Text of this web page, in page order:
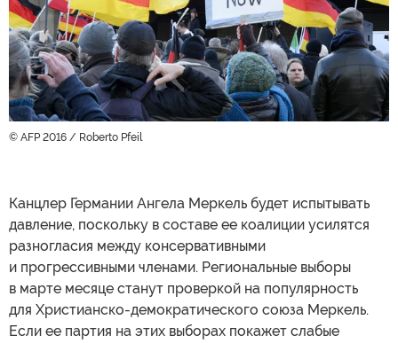
© AFP 2016 / Roberto Pfeil
Канцлер Германии Ангела Меркель будет испытывать
давление, поскольку в составе ее коалиции усилятся
разногласия между консервативными
и прогрессивными членами. Региональные выборы
в марте месяце станут проверкой на популярность
для Христианско-демократического союза Меркель.
Если ее партия на этих выборах покажет слабые